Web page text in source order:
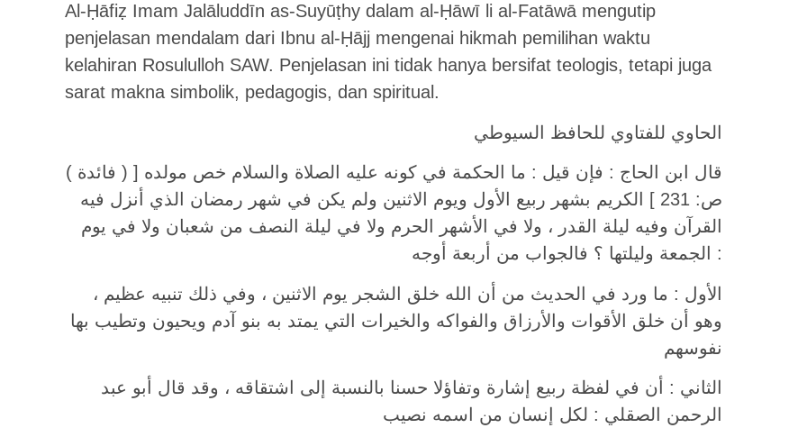
Al-Ḥāfiẓ Imam Jalāluddīn as-Suyūṭhy dalam al-Ḥāwī li al-Fatāwā mengutip
penjelasan mendalam dari Ibnu al-Ḥājj mengenai hikmah pemilihan waktu
kelahiran Rosululloh SAW. Penjelasan ini tidak hanya bersifat teologis, tetapi juga
sarat makna simbolik, pedagogis, dan spiritual.
الحاوي للفتاوي للحافظ السيوطي
( فائدة ) قال ابن الحاج : فإن قيل : ما الحكمة في كونه عليه الصلاة والسلام خص مولده [
ص: 231 ] الكريم بشهر ربيع الأول ويوم الاثنين ولم يكن في شهر رمضان الذي أنزل فيه
القرآن وفيه ليلة القدر ، ولا في الأشهر الحرم ولا في ليلة النصف من شعبان ولا في يوم
الجمعة وليلتها ؟ فالجواب من أربعة أوجه :
الأول : ما ورد في الحديث من أن الله خلق الشجر يوم الاثنين ، وفي ذلك تنبيه عظيم ،
وهو أن خلق الأقوات والأرزاق والفواكه والخيرات التي يمتد به بنو آدم ويحيون وتطيب بها
نفوسهم
الثاني : أن في لفظة ربيع إشارة وتفاؤلا حسنا بالنسبة إلى اشتقاقه ، وقد قال أبو عبد
الرحمن الصقلي : لكل إنسان من اسمه نصيب